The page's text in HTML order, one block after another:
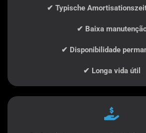
✔ Typische
✔ Baixa
✔ Disponibilidade
✔ Longa vida útil